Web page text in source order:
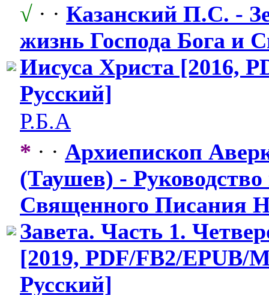
√ · · Казанский П.С. -
жизнь Господа Бога и
Иисуса Христа [2016,
Русский]
Р.Б.А
* · · Архиепископ
(Таушев) -
Священного Писания
Завета. Часть 1.
[2019, PDF/FB2/EPUB​/
Русский]